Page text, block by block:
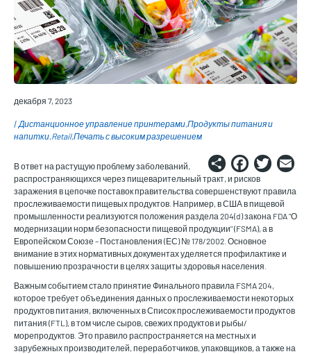
декабря 7, 2023
Дистанционное управление принтерами Продукты питания и
напитки Retail Печать с высоким разрешением
Share
В ответ на растущую проблему заболеваний,
распространяющихся через пищеварительный тракт, и рисков
заражения в цепочке поставок правительства совершенствуют правила
прослеживаемости пищевых продуктов. Например, в США в пищевой
промышленности реализуются положения раздела 204(d) закона FDA "О
модернизации норм безопасности пищевой продукции" (FSMA), а в
Европейском Союзе – Постановления (ЕС) № 178/2002. Основное
внимание в этих нормативных документах уделяется профилактике и
повышению прозрачности в целях защиты здоровья населения.
Важным событием стало принятие Финального правила FSMA 204,
которое требует объединения данных о прослеживаемости некоторых
продуктов питания, включенных в Список прослеживаемости продуктов
питания (FTL), в том числе сыров, свежих продуктов и рыбы/
морепродуктов. Это правило распространяется на местных и
зарубежных производителей, переработчиков, упаковщиков, а также на